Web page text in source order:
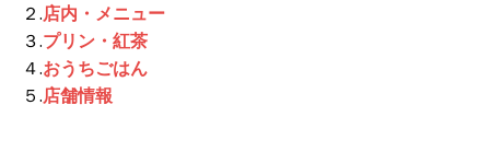
２.店内・メニュー
３.プリン・紅茶
４.おうちごはん
５.店舗情報